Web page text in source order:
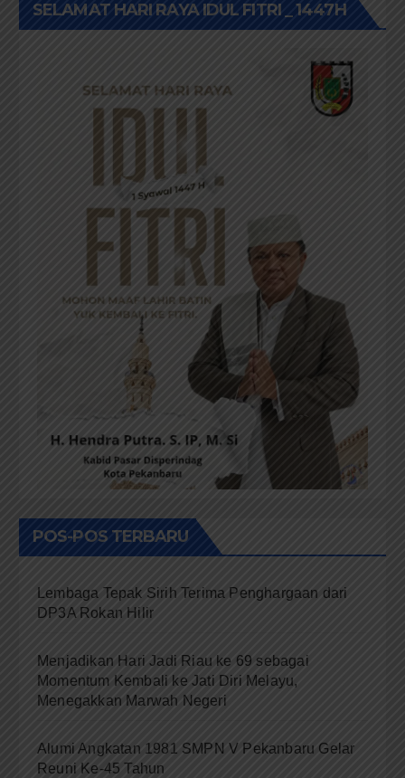
SELAMAT HARI RAYA IDUL FITRI _ 1447H
POS-POS TERBARU
Lembaga Tepak Sirih Terima Penghargaan dari
DP3A Rokan Hilir
Menjadikan Hari Jadi Riau ke 69 sebagai
Momentum Kembali ke Jati Diri Melayu,
Menegakkan Marwah Negeri
Alumi Angkatan 1981 SMPN V Pekanbaru Gelar
Reuni Ke-45 Tahun